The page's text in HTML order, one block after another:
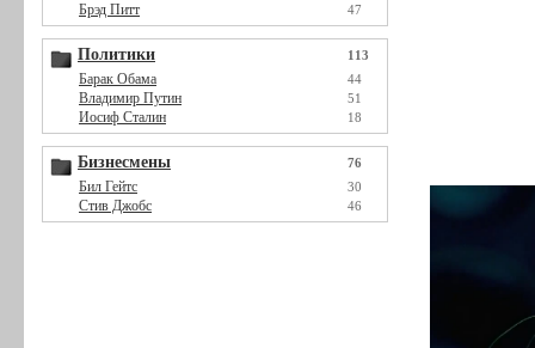
Брэд Питт 47
Политики 113
Барак Обама 44
Владимир Путин 51
Иосиф Сталин 18
Бизнесмены 76
Бил Гейтс 30
Стив Джобс 46